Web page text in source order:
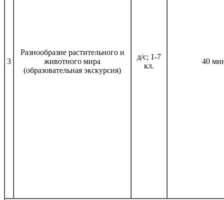
3
Разнообразие растительного и
животного мира
(образовательная экскурсия)
д/с; 1-7
кл.
40